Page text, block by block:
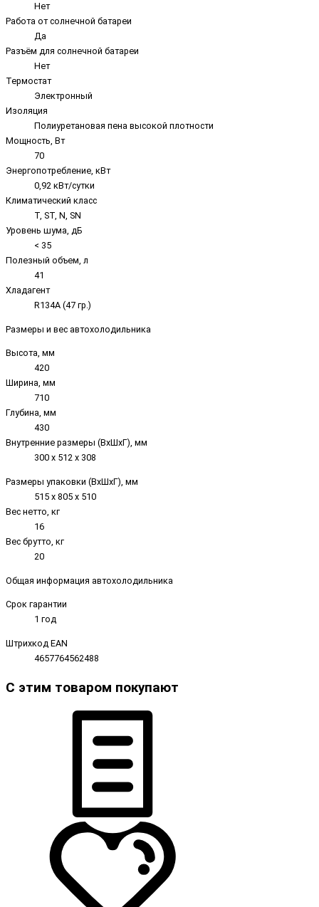
Нет
Работа от солнечной батареи
Да
Разъём для солнечной батареи
Нет
Термостат
Электронный
Изоляция
Полиуретановая пена высокой плотности
Мощность, Вт
70
Энергопотребление, кВт
0,92 кВт/сутки
Климатический класс
T, ST, N, SN
Уровень шума, дБ
< 35
Полезный объем, л
41
Хладагент
R134A (47 гр.)
Размеры и вес автохолодильника
Высота, мм
420
Ширина, мм
710
Глубина, мм
430
Внутренние размеры (ВxШxГ), мм
300 x 512 x 308
Размеры упаковки (ВxШxГ), мм
515 x 805 x 510
Вес нетто, кг
16
Вес брутто, кг
20
Общая информация автохолодильника
Срок гарантии
1 год
Штрихкод EAN
4657764562488
С этим товаром покупают